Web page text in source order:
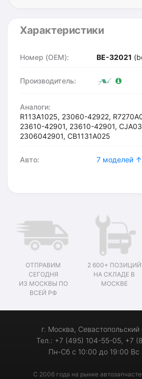
Характеристики
Номер (OEM): BE-32021
Производитель:
Аналоги:
R113A1025, 23060-42922,
23610-42901, 23610-42901,
2306042901, CB1131A025
Авто: 7 моделей ↑
ОТПРАВИМ
СЕГОДНЯ
ИЗ МОСКВЫ ПО
ВСЕЙ РФ
2 600+ ПОЗИЦИЙ
НА СКЛАДЕ В
МОСКВЕ
г. Москва, Севастопольский
Тел.: +7 (495) 104-55-05, +7
Пн-Сб с 10:00 до 19:00 Вс
С 2006 года на рынке